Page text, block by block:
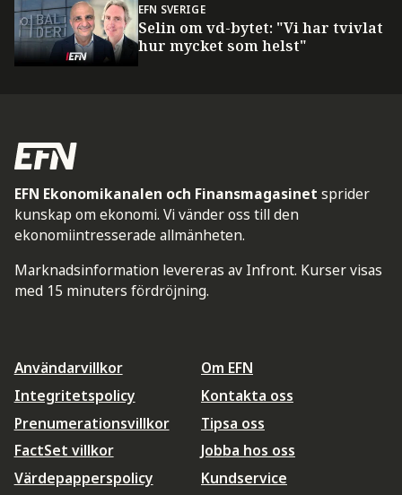
EFN SVERIGE
Selin om vd-bytet: "Vi har tvivlat
hur mycket som helst"
EFN Ekonomikanalen och Finansmagasinet sprider
kunskap om ekonomi. Vi vänder oss till den
ekonomiintresserade allmänheten.
Marknadsinformation levereras av Infront. Kurser visas
med 15 minuters fördröjning.
Användarvillkor
Integritetspolicy
Prenumerationsvillkor
FactSet villkor
Värdepapperspolicy
Om EFN
Kontakta oss
Tipsa oss
Jobba hos oss
Kundservice